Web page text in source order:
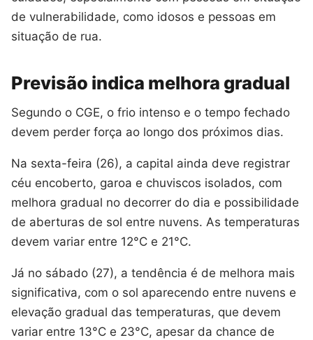
de vulnerabilidade, como idosos e pessoas em
situação de rua.
Previsão indica melhora gradual
Segundo o CGE, o frio intenso e o tempo fechado
devem perder força ao longo dos próximos dias.
Na sexta-feira (26), a capital ainda deve registrar
céu encoberto, garoa e chuviscos isolados, com
melhora gradual no decorrer do dia e possibilidade
de aberturas de sol entre nuvens. As temperaturas
devem variar entre 12°C e 21°C.
Já no sábado (27), a tendência é de melhora mais
significativa, com o sol aparecendo entre nuvens e
elevação gradual das temperaturas, que devem
variar entre 13°C e 23°C, apesar da chance de